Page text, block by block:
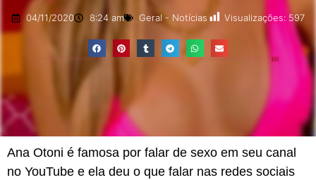
04/11/2020 8:24 am Geral - Notícias Visualizações: 597
Ana Otoni é famosa por falar de sexo em seu canal
no YouTube e ela deu o que falar nas redes sociais